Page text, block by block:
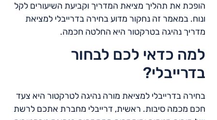
הופכת את תהליך מציאת המדריך וקביעת השיעורים לקל
ונוח. במאמר זה נחקור מדוע בחירה בדרייבלי למציאת
מדריך נהיגה בטרקטור היא החלטה חכמה.
למה כדאי לכם לבחור
בדרייבלי?
בחירה בדרייבלי למציאת מורה נהיגה לטרקטור היא צעד
חכם מכמה סיבות. ראשית, דרייבלי מחברת אתכם לרשת